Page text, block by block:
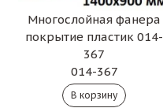
Многослойная фанера
покрытие пластик 014-
367
014-367